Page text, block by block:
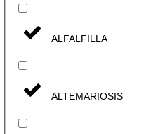
ALFALFILLA
ALTEMARIOSIS